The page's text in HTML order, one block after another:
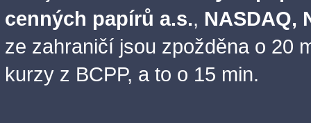
cenných papírů a.s., NASDAQ,
ze zahraničí jsou zpožděna o 20
kurzy z BCPP, a to o 15 min.